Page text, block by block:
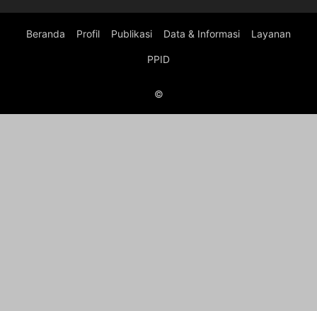
Beranda Profil Publikasi Data & Informasi Layanan
PPID
©